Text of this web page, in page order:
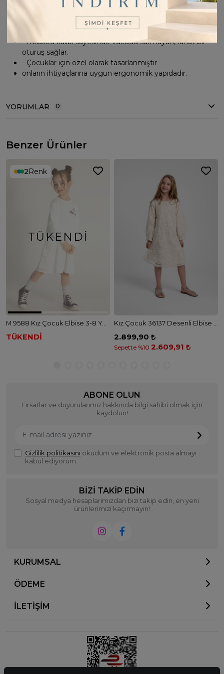
- Pamuklu materyali cildi tahriş etmeden yumuşak bir
dokunuş hissi verir.
- Relaxed kalıbı sayesinde vücudu sarmayan, rahat bir
oturuş sağlar.
- Çocuklar için özel olarak tasarlanmıştır
onların ihtiyaçlarına uygun ergonomik yapıdadır.
YORUMLAR 0
Benzer Ürünler
TÜKENDI
2Renk
M 9588 Kız Çocuk Elbise 3-8 YAŞ - EKRU
TÜKENDİ 2.899,90
Sepette %10 2.609,91
ABONE OLUN
Fırsatlar ve duyurularımız hakkında bilgi sahibi olmak için
kaydolun!
Gizlilik politikasını okudum ve elektronik posta almayı
kabul ediyorum.
BIZI TAKIP EDIN
Sosyal medya hesaplarımızdan bizi takip edin, en yeni
ürünlerimizi kaçırmayın!
KURUMSAL
ÖDEME
İLETİŞİM